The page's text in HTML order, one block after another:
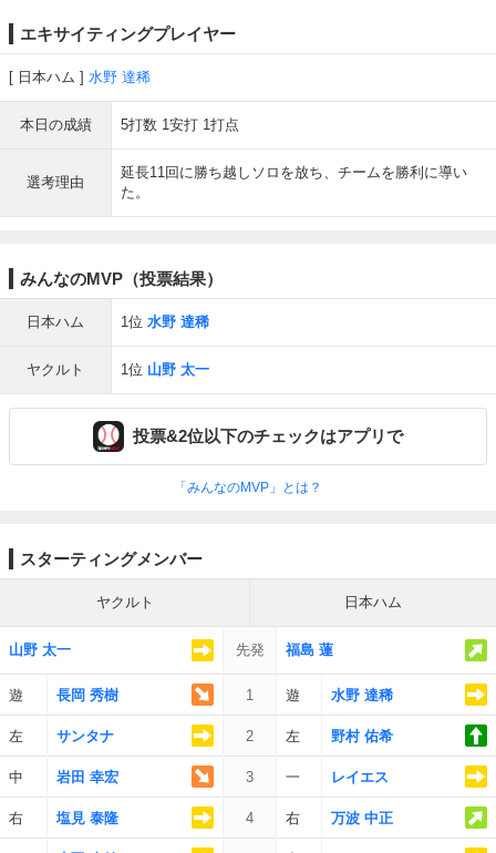
エキサイティングプレイヤー
日本ハム 水野 達稀
本日の成績 5打数 1安打 1打点
選考理由
延長11回に勝ち越しソロを放ち、チームを勝利に導い
た。
みんなのMVP（投票結果）
日本ハム 1位 水野 達稀
ヤクルト 1位 山野 太一
投票&2位以下のチェックはアプリで
「みんなのMVP」とは？
スターティングメンバー
ヤクルト 日本ハム
山野 太一 先発 福島 蓮
遊 長岡 秀樹 1 遊 水野 達稀
左 サンタナ 2 左 野村 佑希
中 岩田 幸宏 3 一 レイエス
右 塩見 泰隆 4 右 万波 中正